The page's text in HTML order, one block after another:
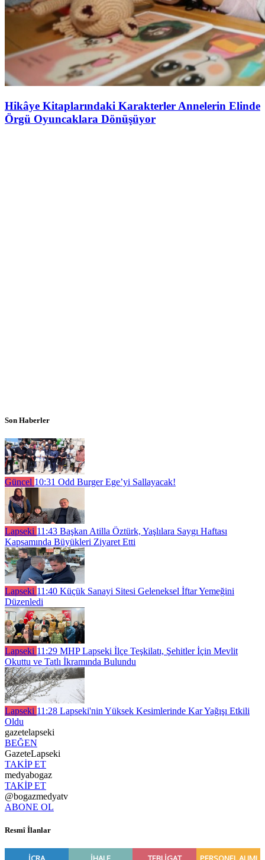
Hikâye Kitaplarındaki Karakterler Annelerin Elinde
Örgü Oyuncaklara Dönüşüyor
Son Haberler
Güncel 10:31 Odd Burger Ege’yi Sallayacak!
Lapseki 11:43 Başkan Atilla Öztürk, Yaşlılara Saygı Haftası
Kapsamında Büyükleri Ziyaret Etti
Lapseki 11:40 Küçük Sanayi Sitesi Geleneksel İftar Yemeğini
Düzenledi
Lapseki 11:29 MHP Lapseki İlçe Teşkilatı, Şehitler İçin Mevlit
Okuttu ve Tatlı İkramında Bulundu
Lapseki 11:28 Lapseki'nin Yüksek Kesimlerinde Kar Yağışı Etkili
Oldu
gazetelapseki
BEĞEN
GazeteLapseki
TAKİP ET
medyabogaz
TAKİP ET
@bogazmedyatv
ABONE OL
Resmî İlanlar